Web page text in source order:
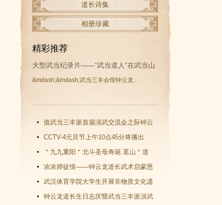
道长诗集
相册珍藏
精彩推荐
大型武当纪录片——“武当道人”在武当山
&mdash;&mdash;武当三丰会馆钟云龙...
值武当三丰派首届演武交流会之际钟云
龙道长再收新徒
CCTV-4元旦节上午10点45分将播出
《武当功夫传人 钟云龙》纪录片
＂九九重阳＂北斗圣母寿诞.茗山＂道
教文化＂汇演圆满谢幕
浓浓师徒情——钟云龙道长武术启蒙恩
师千里赴武当会面
武汉体育学院大学生开展非物质文化遗
产（武当武术）调查活动
钟云龙道长生日志庆暨武当三丰派演武